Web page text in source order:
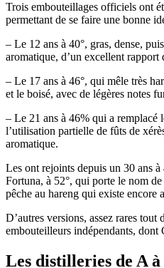
Trois embouteillages officiels ont
permettant de se faire une bonne
– Le 12 ans à 40°, gras, dense,
aromatique, d’un excellent rapport
– Le 17 ans à 46°, qui mêle très
et le boisé, avec de légères notes
– Le 21 ans à 46% qui a remplacé
l’utilisation partielle de fûts de
aromatique.
Les ont rejoints depuis un 30 ans
Fortuna, à 52°, qui porte le nom
pêche au hareng qui existe encore
D’autres versions, assez rares tout
embouteilleurs indépendants, dont
Les distilleries de A